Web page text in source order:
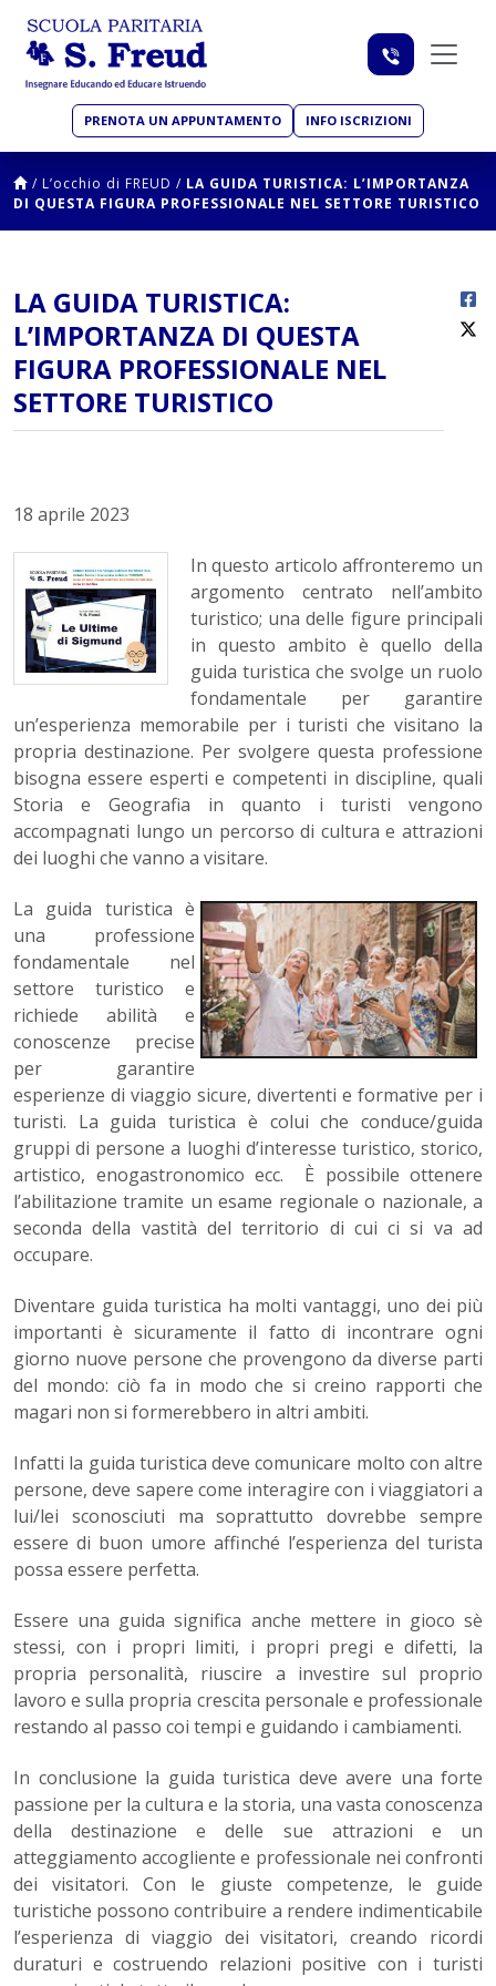
PRENOTA UN APPUNTAMENTO INFO ISCRIZIONI
/ L’occhio di FREUD / LA GUIDA TURISTICA: L’IMPORTANZA
DI QUESTA FIGURA PROFESSIONALE NEL SETTORE TURISTICO
LA GUIDA TURISTICA:
L’IMPORTANZA DI QUESTA
FIGURA PROFESSIONALE NEL
SETTORE TURISTICO
18 aprile 2023
In questo articolo affronteremo un
argomento centrato nell’ambito
turistico; una delle figure principali
in questo ambito è quello della
guida turistica che svolge un ruolo
fondamentale per garantire
un’esperienza memorabile per i turisti che visitano la
propria destinazione. Per svolgere questa professione
bisogna essere esperti e competenti in discipline, quali
Storia e Geografia in quanto i turisti vengono
accompagnati lungo un percorso di cultura e attrazioni
dei luoghi che vanno a visitare.
La guida turistica è
una professione
fondamentale nel
settore turistico e
richiede abilità e
conoscenze precise
per garantire
esperienze di viaggio sicure, divertenti e formative per i
turisti. La guida turistica è colui che conduce/guida
gruppi di persone a luoghi d’interesse turistico, storico,
artistico, enogastronomico ecc. È possibile ottenere
l’abilitazione tramite un esame regionale o nazionale, a
seconda della vastità del territorio di cui ci si va ad
occupare.
Diventare guida turistica ha molti vantaggi, uno dei più
importanti è sicuramente il fatto di incontrare ogni
giorno nuove persone che provengono da diverse parti
del mondo: ciò fa in modo che si creino rapporti che
magari non si formerebbero in altri ambiti.
Infatti la guida turistica deve comunicare molto con altre
persone, deve sapere come interagire con i viaggiatori a
lui/lei sconosciuti ma soprattutto dovrebbe sempre
essere di buon umore affinché l’esperienza del turista
possa essere perfetta.
Essere una guida significa anche mettere in gioco sè
stessi, con i propri limiti, i propri pregi e difetti, la
propria personalità, riuscire a investire sul proprio
lavoro e sulla propria crescita personale e professionale
restando al passo coi tempi e guidando i cambiamenti.
In conclusione la guida turistica deve avere una forte
passione per la cultura e la storia, una vasta conoscenza
della destinazione e delle sue attrazioni e un
atteggiamento accogliente e professionale nei confronti
dei visitatori. Con le giuste competenze, le guide
turistiche possono contribuire a rendere indimenticabile
l’esperienza di viaggio dei visitatori, creando ricordi
duraturi e costruendo relazioni positive con i turisti